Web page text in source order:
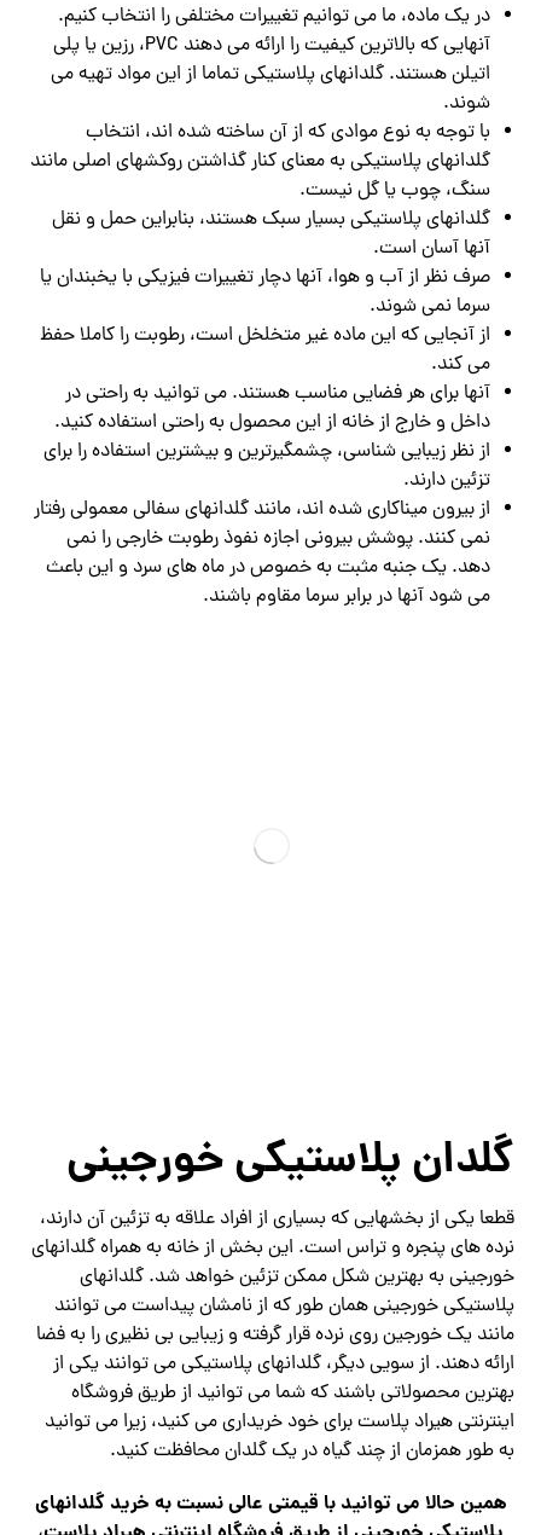
در یک ماده، ما می توانیم تغییرات مختلفی را انتخاب کنیم.
آنهایی که بالاترین کیفیت را ارائه می دهند PVC، رزین یا پلی
اتیلن هستند. گلدانهای پلاستیکی تماما از این مواد تهیه می
شوند.
با توجه به نوع موادی که از آن ساخته شده اند، انتخاب
گلدانهای پلاستیکی به معنای کنار گذاشتن روکشهای اصلی مانند
سنگ، چوب یا گل نیست.
گلدانهای پلاستیکی بسیار سبک هستند، بنابراین حمل و نقل
آنها آسان است.
صرف نظر از آب و هوا، آنها دچار تغییرات فیزیکی با یخبندان یا
سرما نمی شوند.
از آنجایی که این ماده غیر متخلخل است، رطوبت را کاملا حفظ
می کند.
آنها برای هر فضایی مناسب هستند. می توانید به راحتی در
داخل و خارج از خانه از این محصول به راحتی استفاده کنید.
از نظر زیبایی شناسی، چشمگیرترین و بیشترین استفاده را برای
تزئین دارند.
از بیرون میناکاری شده اند، مانند گلدانهای سفالی معمولی رفتار
نمی کنند. پوشش بیرونی اجازه نفوذ رطوبت خارجی را نمی
دهد. یک جنبه مثبت به خصوص در ماه های سرد و این باعث
می شود آنها در برابر سرما مقاوم باشند.
گلدان پلاستیکی خورجینی
قطعا یکی از بخشهایی که بسیاری از افراد علاقه به تزئین آن دارند،
نرده های پنجره و تراس است. این بخش از خانه به همراه گلدانهای
خورجینی به بهترین شکل ممکن تزئین خواهد شد. گلدانهای
پلاستیکی خورجینی همان طور که از نامشان پیداست می توانند
مانند یک خورجین روی نرده قرار گرفته و زیبایی بی نظیری را به فضا
ارائه دهند. از سویی دیگر، گلدانهای پلاستیکی می توانند یکی از
بهترین محصولاتی باشند که شما می توانید از طریق فروشگاه
اینترنتی هیراد پلاست برای خود خریداری می کنید، زیرا می توانید
به طور همزمان از چند گیاه در یک گلدان محافظت کنید.
همین حالا می توانید با قیمتی عالی نسبت به خرید گلدانهای